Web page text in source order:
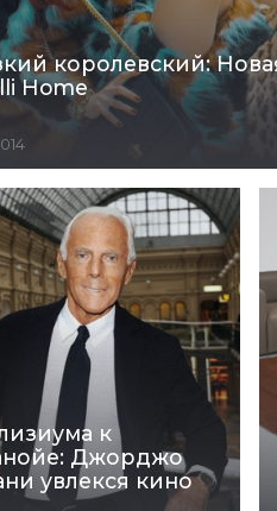
королевский:
Home
к
Джорджо
увлекся кино